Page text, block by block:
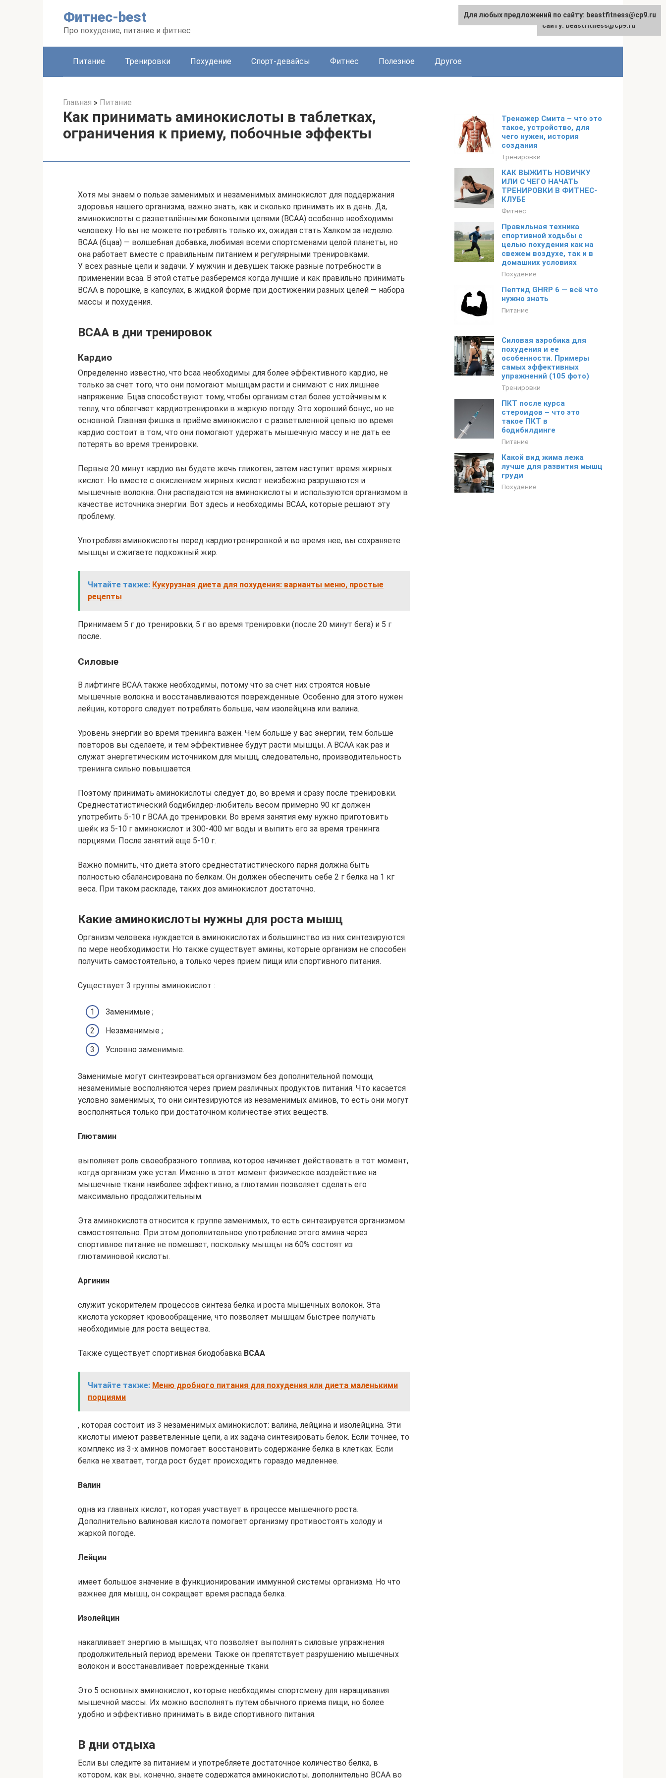
Фитнес-best
Про похудение, питание и фитнес
Питание Тренировки Похудение Спорт-девайсы Фитнес Полезное Другое
Главная » Питание
Как принимать аминокислоты в таблетках,
ограничения к приему, побочные эффекты
Хотя мы знаем о пользе заменимых и незаменимых аминокислот для поддержания
здоровья нашего организма, важно знать, как и сколько принимать их в день. Да,
аминокислоты с разветвлёнными боковыми цепями (ВСАА) особенно необходимы
человеку. Но вы не можете потреблять только их, ожидая стать Халком за неделю.
BCAA (бцаа) — волшебная добавка, любимая всеми спортсменами целой планеты, но
она работает вместе с правильным питанием и регулярными тренировками.
У всех разные цели и задачи. У мужчин и девушек также разные потребности в
применении всаа. В этой статье разберемся когда лучшие и как правильно принимать
BCAA в порошке, в капсулах, в жидкой форме при достижении разных целей — набора
массы и похудения.
BCAA в дни тренировок
Кардио
Определенно известно, что bcaa необходимы для более эффективного кардио, не
только за счет того, что они помогают мышцам расти и снимают с них лишнее
напряжение. Бцаа способствуют тому, чтобы организм стал более устойчивым к
теплу, что облегчает кардиотренировки в жаркую погоду. Это хороший бонус, но не
основной. Главная фишка в приёме аминокислот с разветвленной цепью во время
кардио состоит в том, что они помогают удержать мышечную массу и не дать ее
потерять во время тренировки.
Первые 20 минут кардио вы будете жечь гликоген, затем наступит время жирных
кислот. Но вместе с окислением жирных кислот неизбежно разрушаются и
мышечные волокна. Они распадаются на аминокислоты и используются организмом в
качестве источника энергии. Вот здесь и необходимы BCAA, которые решают эту
проблему.
Употребляя аминокислоты перед кардиотренировкой и во время нее, вы сохраняете
мышцы и сжигаете подкожный жир.
Читайте также: Кукурузная диета для похудения: варианты меню, простые
рецепты
Принимаем 5 г до тренировки, 5 г во время тренировки (после 20 минут бега) и 5 г
после.
Силовые
В лифтинге BCAA также необходимы, потому что за счет них строятся новые
мышечные волокна и восстанавливаются поврежденные. Особенно для этого нужен
лейцин, которого следует потреблять больше, чем изолейцина или валина.
Уровень энергии во время тренинга важен. Чем больше у вас энергии, тем больше
повторов вы сделаете, и тем эффективнее будут расти мышцы. А BCAA как раз и
служат энергетическим источником для мышц, следовательно, производительность
тренинга сильно повышается.
Поэтому принимать аминокислоты следует до, во время и сразу после тренировки.
Среднестатистический бодибилдер-любитель весом примерно 90 кг должен
употребить 5-10 г BCAA до тренировки. Во время занятия ему нужно приготовить
шейк из 5-10 г аминокислот и 300-400 мг воды и выпить его за время тренинга
порциями. После занятий еще 5-10 г.
Важно помнить, что диета этого среднестатистического парня должна быть
полностью сбалансирована по белкам. Он должен обеспечить себе 2 г белка на 1 кг
веса. При таком раскладе, таких доз аминокислот достаточно.
Какие аминокислоты нужны для роста мышц
Организм человека нуждается в аминокислотах и большинство из них синтезируются
по мере необходимости. Но также существует амины, которые организм не способен
получить самостоятельно, а только через прием пищи или спортивного питания.
Существует 3 группы аминокислот :
Заменимые ;
Незаменимые ;
Условно заменимые.
Заменимые могут синтезироваться организмом без дополнительной помощи,
незаменимые восполняются через прием различных продуктов питания. Что касается
условно заменимых, то они синтезируются из незаменимых аминов, то есть они могут
восполняться только при достаточном количестве этих веществ.
Глютамин
выполняет роль своеобразного топлива, которое начинает действовать в тот момент,
когда организм уже устал. Именно в этот момент физическое воздействие на
мышечные ткани наиболее эффективно, а глютамин позволяет сделать его
максимально продолжительным.
Эта аминокислота относится к группе заменимых, то есть синтезируется организмом
самостоятельно. При этом дополнительное употребление этого амина через
спортивное питание не помешает, поскольку мышцы на 60% состоят из
глютаминовой кислоты.
Аргинин
служит ускорителем процессов синтеза белка и роста мышечных волокон. Эта
кислота ускоряет кровообращение, что позволяет мышцам быстрее получать
необходимые для роста вещества.
Также существует спортивная биодобавка BCAA
Читайте также: Меню дробного питания для похудения или диета маленькими
порциями
, которая состоит из 3 незаменимых аминокислот: валина, лейцина и изолейцина. Эти
кислоты имеют разветвленные цепи, а их задача синтезировать белок. Если точнее, то
комплекс из 3-х аминов помогает восстановить содержание белка в клетках. Если
белка не хватает, тогда рост будет происходить гораздо медленнее.
Валин
одна из главных кислот, которая участвует в процессе мышечного роста.
Дополнительно валиновая кислота помогает организму противостоять холоду и
жаркой погоде.
Лейцин
имеет большое значение в функционировании иммунной системы организма. Но что
важнее для мышц, он сокращает время распада белка.
Изолейцин
накапливает энергию в мышцах, что позволяет выполнять силовые упражнения
продолжительный период времени. Также он препятствует разрушению мышечных
волокон и восстанавливает поврежденные ткани.
Это 5 основных аминокислот, которые необходимы спортсмену для наращивания
мышечной массы. Их можно восполнять путем обычного приема пищи, но более
удобно и эффективно принимать в виде спортивного питания.
В дни отдыха
Если вы следите за питанием и употребляете достаточное количество белка, в
котором, как вы, конечно, знаете содержатся аминокислоты, дополнительно BCAA во
Тренажер Смита – что это
такое, устройство, для
чего нужен, история
создания
Тренировки
КАК ВЫЖИТЬ НОВИЧКУ
ИЛИ С ЧЕГО НАЧАТЬ
ТРЕНИРОВКИ В ФИТНЕС-
КЛУБЕ
Фитнес
Правильная техника
спортивной ходьбы с
целью похудения как на
свежем воздухе, так и в
домашних условиях
Похудение
Пептид GHRP 6 — всё что
нужно знать
Питание
Силовая аэробика для
похудения и ее
особенности. Примеры
самых эффективных
упражнений (105 фото)
Тренировки
ПКТ после курса
стероидов – что это
такое ПКТ в
бодибилдинге
Питание
Какой вид жима лежа
лучше для развития мышц
груди
Похудение
Для любых предложений по
сайту: beastfitness@cp9.ru
Для любых предложений по сайту: beastfitness@cp9.ru